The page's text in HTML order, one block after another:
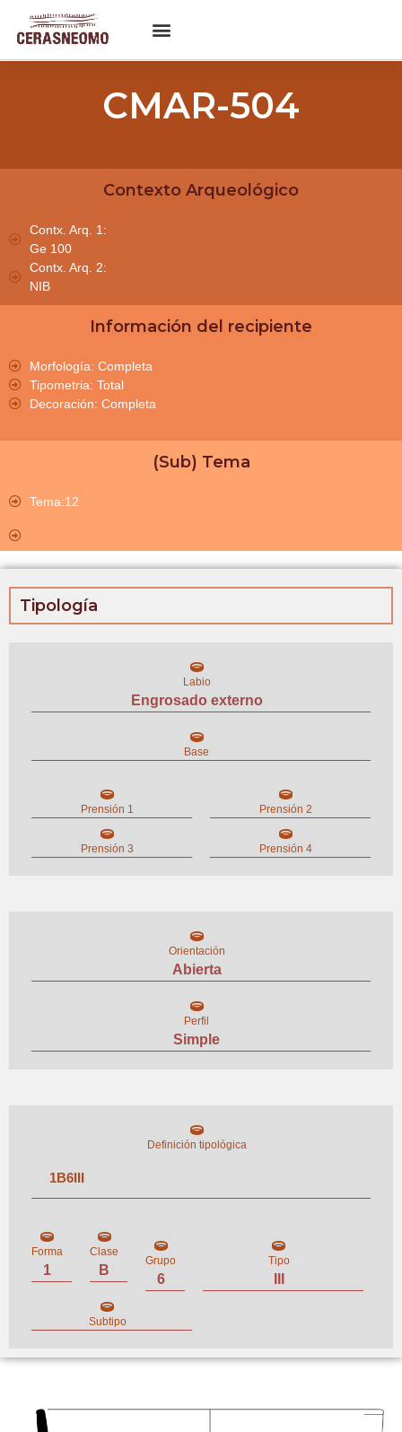
CMAR-504
Contexto Arqueológico
Contx. Arq. 1:
Ge 100
Contx. Arq. 2:
NIB
Información del recipiente
Morfología: Completa
Tipometria: Total
Decoración: Completa
(Sub) Tema
Tema:12
Tipología
Labio
Engrosado externo
Base
Prensión 1 Prensión 2
Prensión 3 Prensión 4
Orientación
Abierta
Perfil
Simple
Definición tipológica
1B6III
Forma
1
Clase
B
Grupo
6
Tipo
Subtipo